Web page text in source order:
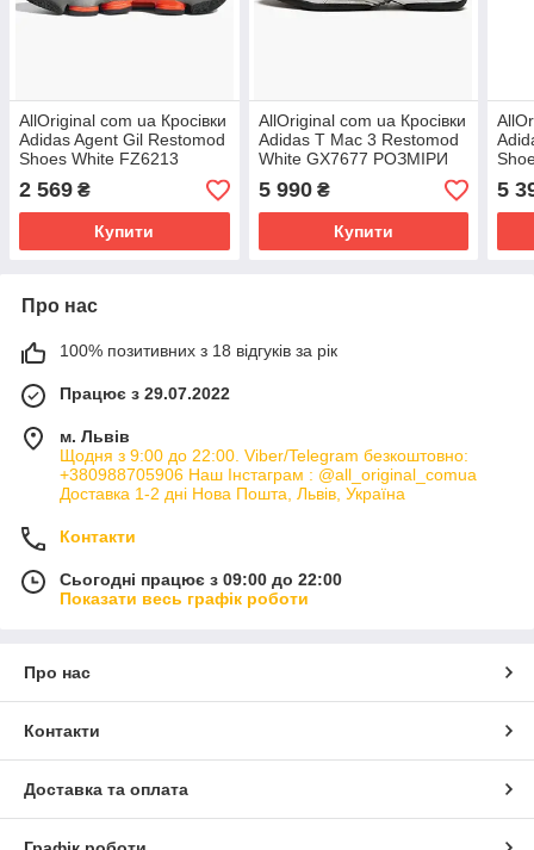
AllOriginal com ua Кросівки
Adidas Agent Gil Restomod
Shoes White FZ6213
РОЗМІРИ ЗАПИТУЙТЕ
2 569 ₴
Купити
AllOriginal com ua Кросівки
Adidas T Mac 3 Restomod
White GX7677 РОЗМІРИ
ЗАПИТУЙТЕ
5 990₴
Купити
5
Про нас
100% позитивних з 18 відгуків за рік
Працює з 29.07.2022
м. Львів
Щодня з 9:00 до 22:00. Viber/Telegram безкоштовно:
+380988705906 Наш Інстаграм : @all_original_comua
Доставка 1-2 дні Нова Пошта, Львів, Україна
Контакти
Сьогодні працює з 09:00 до 22:00
Показати весь графік роботи
Про нас
Контакти
Доставка та оплата